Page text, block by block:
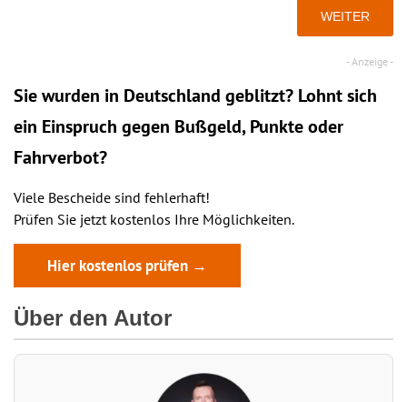
Sie wurden in Deutschland geblitzt? Lohnt sich
ein Einspruch gegen Bußgeld, Punkte oder
Fahrverbot?
Viele Bescheide sind fehlerhaft!
Prüfen Sie jetzt kostenlos Ihre Möglichkeiten.
Hier kostenlos prüfen →
Über den Autor